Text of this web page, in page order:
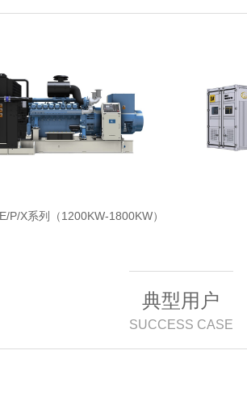
P/X系列（1200KW-1800KW）
典型用户
SUCCESS CASE